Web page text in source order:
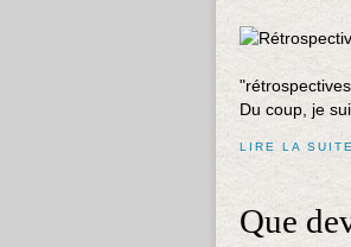
Du coup, je
LIRE LA SUITE
Que